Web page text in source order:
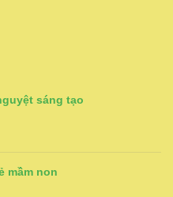
sáng tạo
mầm non